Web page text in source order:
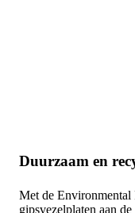
Duurzaam en
Met de
gipsvezelplaten aan